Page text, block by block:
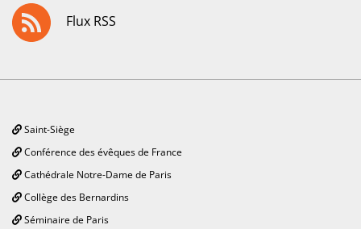
Flux RSS
Saint-Siège
Conférence des évêques de France
Cathédrale Notre-Dame de Paris
Collège des Bernardins
Séminaire de Paris